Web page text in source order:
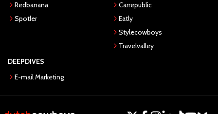
Redbanana
Spotler
Carrepublic
Eatly
Stylecowboys
Travelvalley
DEEPDIVES
E-mail Marketing